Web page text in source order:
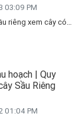
03:09 PM
riêng xem cây có
trạng lượng dinh
kém (thiếu) và gây
hoạch | Quy
Sầu Riêng
01:04 PM